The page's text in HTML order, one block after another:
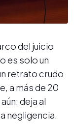
del juicio
es solo un
retrato crudo
a más de 20
deja al
negligencia.